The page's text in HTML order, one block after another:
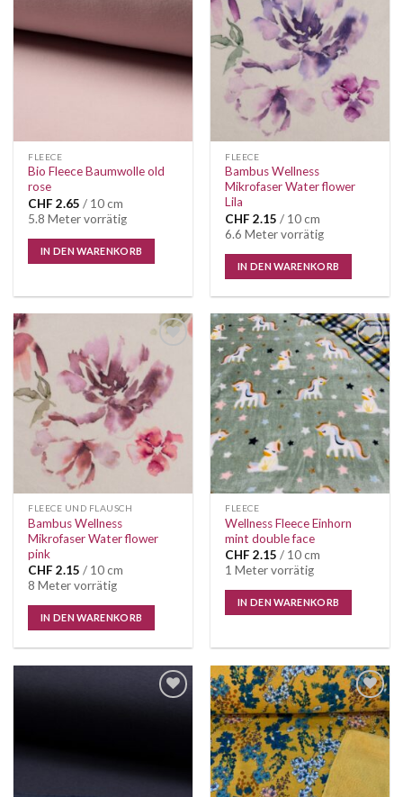
FLEECE
Bio Fleece Baumwolle old
rose
CHF 2.65 / 10 cm
5.8 Meter vorrätig
IN DEN WARENKORB
Auf die
Wunschliste
FLEECE
Bambus Wellness
Mikrofaser Water flower
Lila
CHF 2.15 / 10 cm
6.6 Meter vorrätig
IN DEN WARENKORB
Auf die
Wunschliste
FLEECE UND FLAUSCH
Bambus Wellness
Mikrofaser Water flower
pink
CHF 2.15 / 10 cm
8 Meter vorrätig
IN DEN WARENKORB
Auf die
Wunschliste
FLEECE
Wellness Fleece Einhorn
mint double face
CHF 2.15 / 10 cm
1 Meter vorrätig
IN DEN WARENKORB
Auf die
Wunschliste